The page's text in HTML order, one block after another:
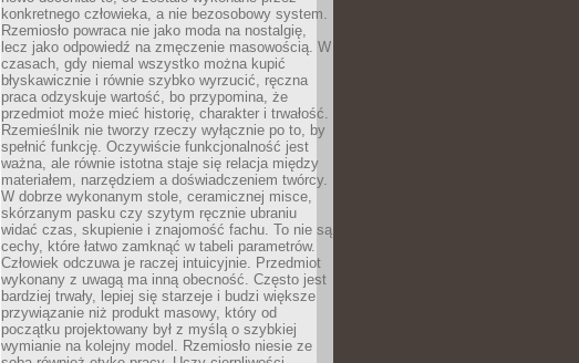
konkretnego człowieka, a nie bezosobowy system.
Rzemiosło powraca nie jako moda na nostalgię,
lecz jako odpowiedź na zmęczenie masowością. W
czasach, gdy niemal wszystko można kupić
błyskawicznie i równie szybko wyrzucić, ręczna
praca odzyskuje wartość, bo przypomina, że
przedmiot może mieć historię, charakter i trwałość.
Rzemieślnik nie tworzy rzeczy wyłącznie po to, by
spełnić funkcję. Oczywiście funkcjonalność jest
ważna, ale równie istotna staje się relacja między
materiałem, narzędziem a doświadczeniem twórcy.
W dobrze wykonanym stole, ceramicznej misce,
skórzanym pasku czy szytym ręcznie ubraniu
widać czas, skupienie i znajomość fachu. To nie są
cechy, które łatwo zamknąć w tabeli parametrów.
Człowiek odczuwa je raczej intuicyjnie. Przedmiot
wykonany z uwagą ma inną obecność. Często jest
bardziej trwały, lepiej się starzeje i budzi większe
przywiązanie niż produkt masowy, który od
początku projektowany był z myślą o szybkiej
wymianie na kolejny model. Rzemiosło niesie ze